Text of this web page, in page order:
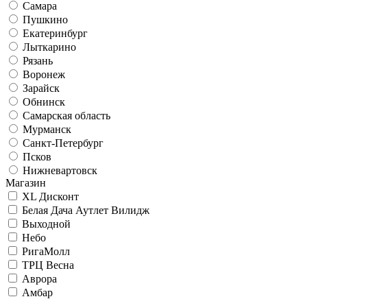
Самара
Пушкино
Екатеринбург
Лыткарино
Рязань
Воронеж
Зарайск
Обнинск
Самарская область
Мурманск
Санкт-Петербург
Псков
Нижневартовск
Магазин
XL Дисконт
Белая Дача Аутлет Вилидж
Выходной
Небо
РигаМолл
ТРЦ Весна
Аврора
Амбар